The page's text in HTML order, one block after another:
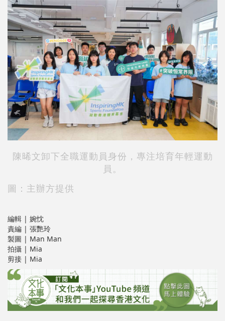
陳晞文卸下全職運動員身份，專注培育年輕運動
員。
圖：主辦方提供
編輯 | 婉忱
責編 | 張艷玲
製圖 | Man Man
拍攝 | Mia
剪接 | Mia